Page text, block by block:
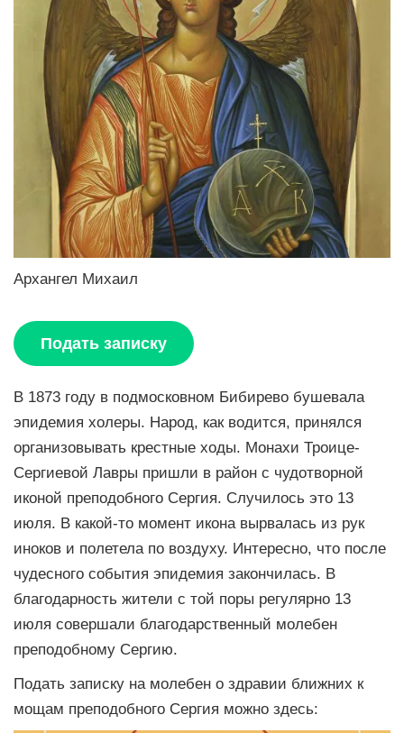
Архангел Михаил
Подать записку
В 1873 году в подмосковном Бибирево бушевала
эпидемия холеры. Народ, как водится, принялся
организовывать крестные ходы. Монахи Троице-
Сергиевой Лавры пришли в район с чудотворной
иконой преподобного Сергия. Случилось это 13
июля. В какой-то момент икона вырвалась из рук
иноков и полетела по воздуху. Интересно, что после
чудесного события эпидемия закончилась. В
благодарность жители с той поры регулярно 13
июля совершали благодарственный молебен
преподобному Сергию.
Подать записку на молебен о здравии ближних к
мощам преподобного Сергия можно здесь: